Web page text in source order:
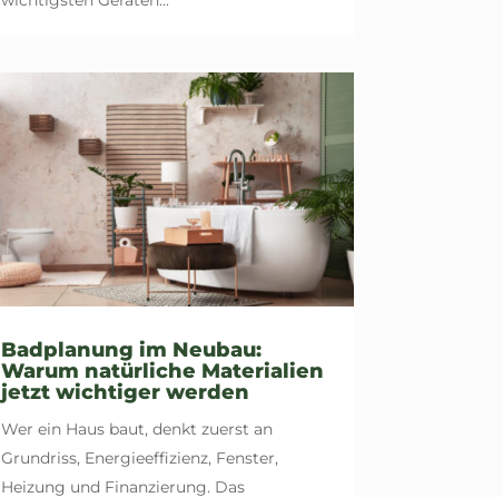
Badplanung im Neubau:
Warum natürliche Materialien
jetzt wichtiger werden
Wer ein Haus baut, denkt zuerst an
Grundriss, Energieeffizienz, Fenster,
Heizung und Finanzierung. Das